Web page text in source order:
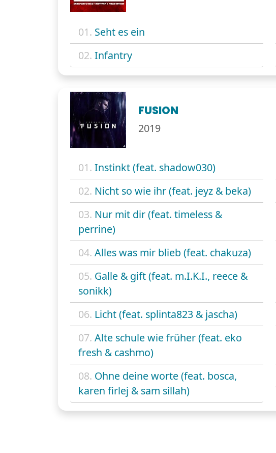
01. Seht es ein
02. Infantry
FUSION
2019
01. Instinkt (feat. shadow030)
02. Nicht so wie ihr (feat. jeyz & beka)
03. Nur mit dir (feat. timeless &
perrine)
04. Alles was mir blieb (feat. chakuza)
05. Galle & gift (feat. m.I.K.I., reece &
sonikk)
06. Licht (feat. splinta823 & jascha)
07. Alte schule wie früher (feat. eko
fresh & cashmo)
08. Ohne deine worte (feat. bosca,
karen firlej & sam sillah)